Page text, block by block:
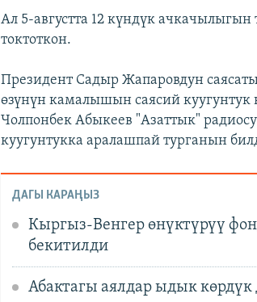
Ал 5-августта 12 күндүк
токтоткон.
Президент Садыр Жапаровдун
өзүнүн камалышын саясий куугунтук
Чолпонбек Абыкеев "Азаттык"
куугунтукка аралашпай турганын
ДАГЫ КАРАҢЫЗ
Кыргыз-Венгер өнүктүрүү
бекитилди
Абактагы аялдар ыдык